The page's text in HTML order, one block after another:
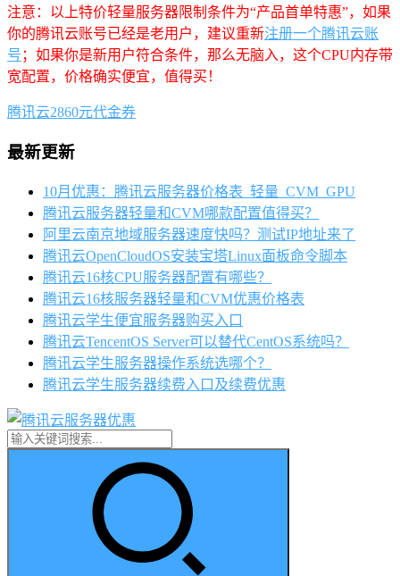
注意：以上特价轻量服务器限制条件为“产品首单特惠”，如果
你的腾讯云账号已经是老用户，建议重新注册一个腾讯云账
号 ；如果你是新用户符合条件，那么无脑入，这个CPU内存带
宽配置，价格确实便宜，值得买！
腾讯云2860元代金券
最新更新
10月优惠：腾讯云服务器价格表_轻量_CVM_GPU
腾讯云服务器轻量和CVM哪款配置值得买？
阿里云南京地域服务器速度快吗？测试IP地址来了
腾讯云OpenCloudOS安装宝塔Linux面板命令脚本
腾讯云16核CPU服务器配置有哪些？
腾讯云16核服务器轻量和CVM优惠价格表
腾讯云学生便宜服务器购买入口
腾讯云TencentOS Server可以替代CentOS系统吗？
腾讯云学生服务器操作系统选哪个？
腾讯云学生服务器续费入口及续费优惠